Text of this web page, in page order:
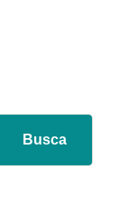
Busca